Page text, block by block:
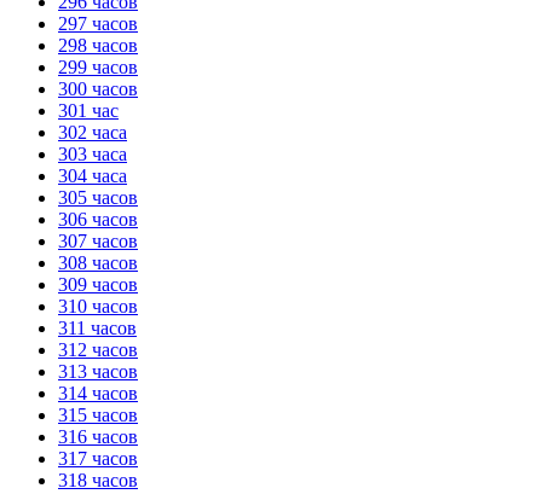
297 часов
298 часов
299 часов
300 часов
301 час
302 часа
303 часа
304 часа
305 часов
306 часов
307 часов
308 часов
309 часов
310 часов
311 часов
312 часов
313 часов
314 часов
315 часов
316 часов
317 часов
318 часов